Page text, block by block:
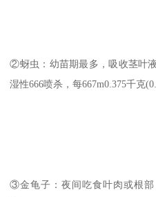
②蚜虫：幼苗期最多，吸收茎叶
湿性666喷杀，每667m0.375千克
③金龟子：夜间吃食叶肉或根